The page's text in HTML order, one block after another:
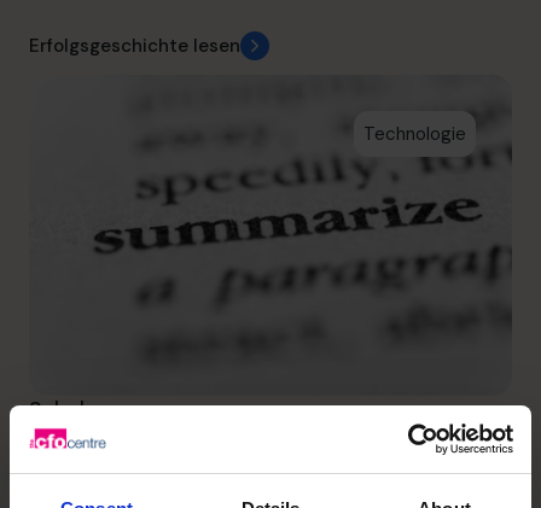
Erfolgsgeschichte lesen
Technologie
Scholarcy
Wir unterstützten Schlarcy
bei einer erfolgreichen